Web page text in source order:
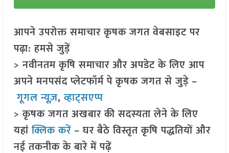
आपने उपरोक्त समाचार कृषक जगत वेबसाइट पर
पढ़ा: हमसे जुड़ें
> नवीनतम कृषि समाचार और अपडेट के लिए आप
अपने मनपसंद प्लेटफॉर्म पे कृषक जगत से जुड़े –
गूगल न्यूज़,व्हाट्सएप्प
> कृषक जगत अखबार की सदस्यता लेने के लिए
यहांक्लिक करें– घर बैठे विस्तृत कृषि पद्धतियों और
नई तकनीक के बारे में पढ़ें